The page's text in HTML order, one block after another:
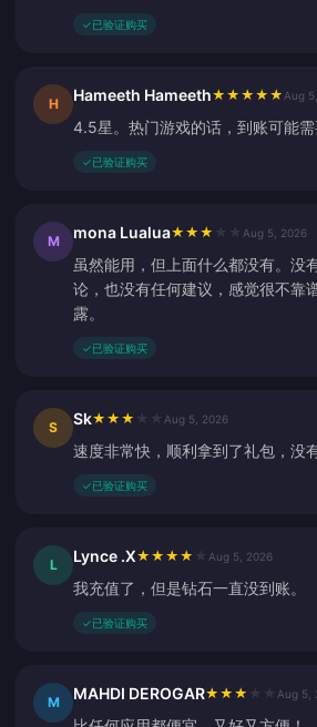
✓已验证购买
H Hameeth Hameeth★ ★ ★ ★ ★ Aug
4.5星。热门游戏的话，到账可能需
✓已验证购买
M mona Lualua★ ★ ★ Aug 5, 2026
虽然能用，但上面什么都没有。没
论，也没有任何建议，感觉很不靠
露。
✓已验证购买
S Sk★ ★ ★ Aug 5, 2026
速度非常快，顺利拿到了礼包，没
✓已验证购买
L Lynce .X★ ★ ★ ★ Aug 5, 2026
我充值了，但是钻石一直没到账。
✓已验证购买
M MAHDI DEROGAR★ ★ ★ Aug 5,